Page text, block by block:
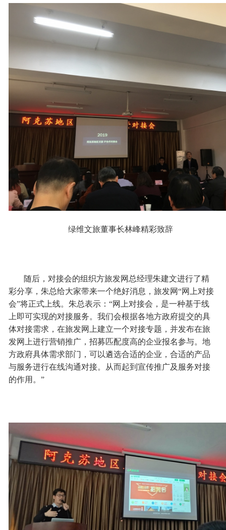
绿维文旅董事长林峰精彩致辞
随后，对接会的组织方旅发网总经理朱建文进行了精
彩分享，朱总给大家带来一个绝好消息，旅发网“网上对接
会”将正式上线。朱总表示：“网上对接会，是一种基于线
上即可实现的对接服务。我们会根据各地方政府提交的具
体对接需求，在旅发网上建立一个对接专题，并发布在旅
发网上进行营销推广，招募匹配度高的企业报名参与。地
方政府具体需求部门，可以遴选合适的企业，合适的产品
与服务进行在线沟通对接。从而起到宣传推广及服务对接
的作用。”